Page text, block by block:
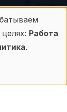
с данного
Работа
.